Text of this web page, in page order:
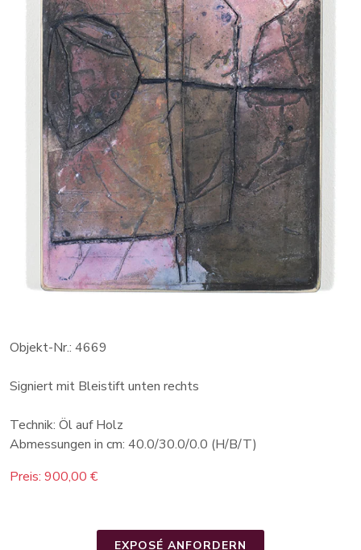
Objekt-Nr.: 4669
Signiert mit Bleistift unten rechts
Technik: Öl auf Holz
Abmessungen in cm: 40.0/30.0/0.0 (H/B/T)
Preis: 900,00 €
EXPOSÉ ANFORDERN